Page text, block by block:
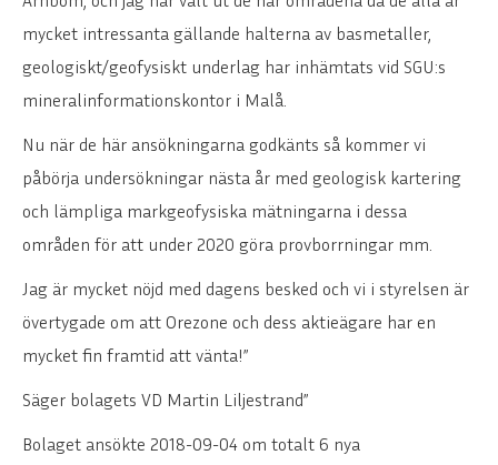
mycket intressanta gällande halterna av basmetaller,
geologiskt/geofysiskt underlag har inhämtats vid SGU:s
mineralinformationskontor i Malå.
Nu när de här ansökningarna godkänts så kommer vi
påbörja undersökningar nästa år med geologisk kartering
och lämpliga markgeofysiska mätningarna i dessa
områden för att under 2020 göra provborrningar mm.
Jag är mycket nöjd med dagens besked och vi i styrelsen är
övertygade om att Orezone och dess aktieägare har en
mycket fin framtid att vänta!”
Säger bolagets VD Martin Liljestrand”
Bolaget ansökte 2018-09-04 om totalt 6 nya